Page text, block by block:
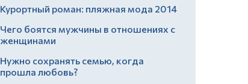
Курортный роман: пляжная мода 2014
Чего боятся мужчины в отношениях с
женщинами
Нужно сохранять семью, когда
прошла любовь?